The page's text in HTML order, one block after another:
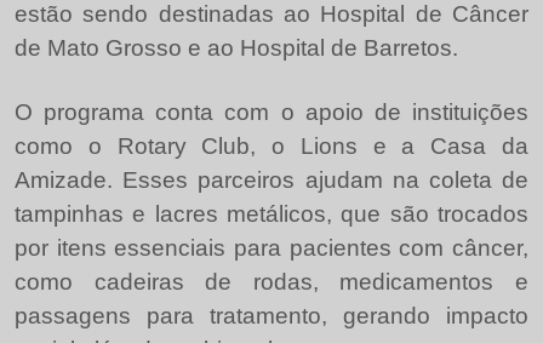
estão sendo destinadas ao Hospital de Câncer
de Mato Grosso e ao Hospital de Barretos.
O programa conta com o apoio de instituições
como o Rotary Club, o Lions e a Casa da
Amizade. Esses parceiros ajudam na coleta de
tampinhas e lacres metálicos, que são trocados
por itens essenciais para pacientes com câncer,
como cadeiras de rodas, medicamentos e
passagens para tratamento, gerando impacto